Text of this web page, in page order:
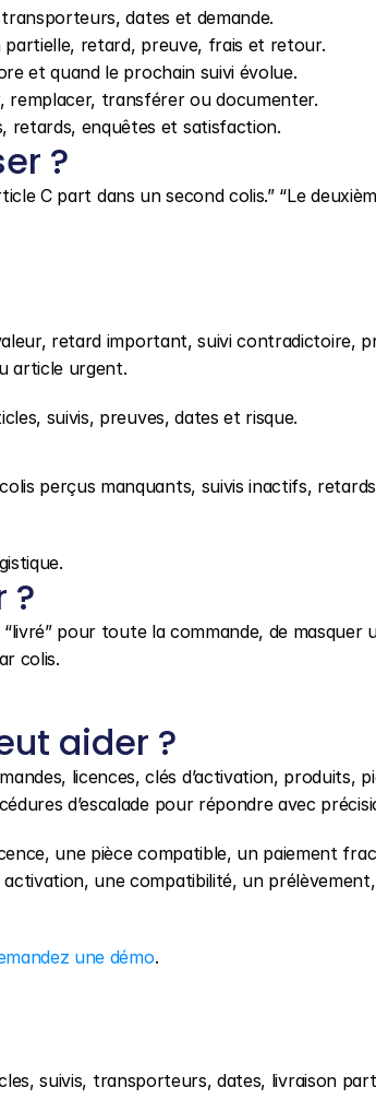
dates et demande.
retard, preuve, frais et retour.
et quand le prochain suivi évolue.
remplacer, transférer ou documenter.
retards, enquêtes et satisfaction.
?
C part dans un second colis.” “Le
retard important, suivi contradictoire,
article urgent.
suivis, preuves, dates et risque.
perçus manquants, suivis inactifs,
?
pour toute la commande, de masquer
colis.
aider ?
licences, clés d’activation, produits,
d’escalade pour répondre avec
une pièce compatible, un paiement
une compatibilité, un
une démo.
suivis, transporteurs, dates, livraison